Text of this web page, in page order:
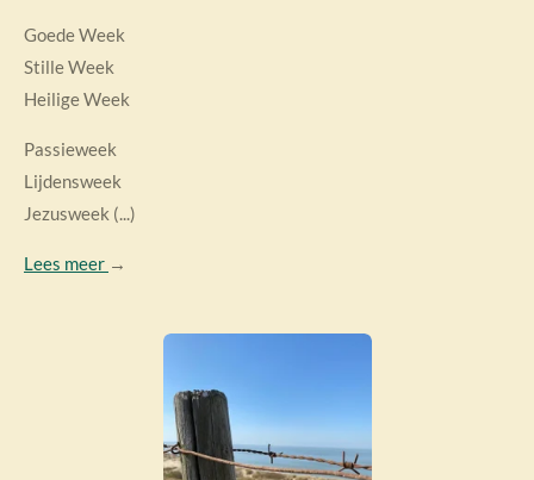
Goede Week
Stille Week
Heilige Week
Passieweek
Lijdensweek
Jezusweek (...)
Lees meer →